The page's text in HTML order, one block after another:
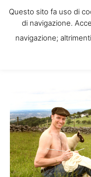
Tag: donne
Questo sito fa uso di
di navigazione.
navigazione;